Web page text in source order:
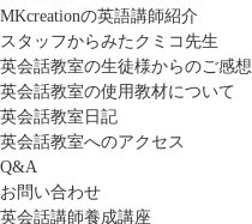
MKcreationの英語講師紹介
スタッフからみたクミコ先生
英会話教室の生徒様からのご感想
英会話教室の使用教材について
英会話教室日記
英会話教室へのアクセス
Q&A
お問い合わせ
英会話講師養成講座